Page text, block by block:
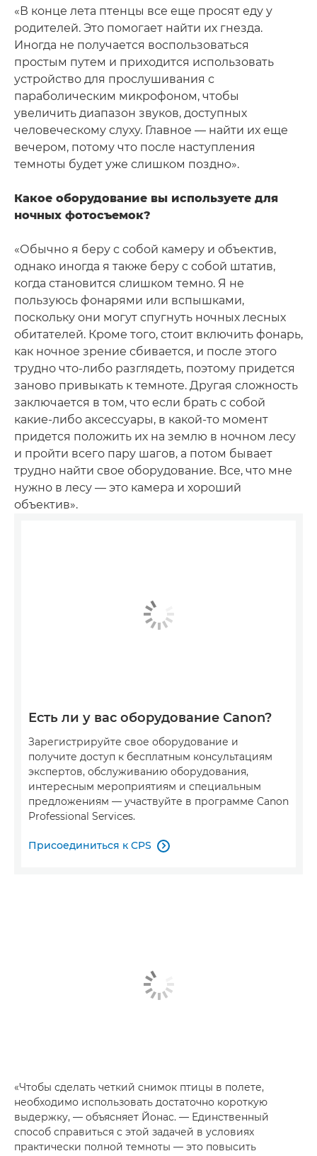
«В конце лета птенцы все еще просят еду у
родителей. Это помогает найти их гнезда.
Иногда не получается воспользоваться
простым путем и приходится использовать
устройство для прослушивания с
параболическим микрофоном, чтобы
увеличить диапазон звуков, доступных
человеческому слуху. Главное — найти их еще
вечером, потому что после наступления
темноты будет уже слишком поздно».
Какое оборудование вы используете для
ночных фотосъемок?
«Обычно я беру с собой камеру и объектив,
однако иногда я также беру с собой штатив,
когда становится слишком темно. Я не
пользуюсь фонарями или вспышками,
поскольку они могут спугнуть ночных лесных
обитателей. Кроме того, стоит включить фонарь,
как ночное зрение сбивается, и после этого
трудно что-либо разглядеть, поэтому придется
заново привыкать к темноте. Другая сложность
заключается в том, что если брать с собой
какие-либо аксессуары, в какой-то момент
придется положить их на землю в ночном лесу
и пройти всего пару шагов, а потом бывает
трудно найти свое оборудование. Все, что мне
нужно в лесу — это камера и хороший
объектив».
Есть ли у вас оборудование Canon?
Зарегистрируйте свое оборудование и
получите доступ к бесплатным консультациям
экспертов, обслуживанию оборудования,
интересным мероприятиям и специальным
предложениям — участвуйте в программе Canon
Professional Services.
Присоединиться к CPS 
«Чтобы сделать четкий снимок птицы в полете,
необходимо использовать достаточно короткую
выдержку, — объясняет Йонас. — Единственный
способ справиться с этой задачей в условиях
практически полной темноты — это повысить